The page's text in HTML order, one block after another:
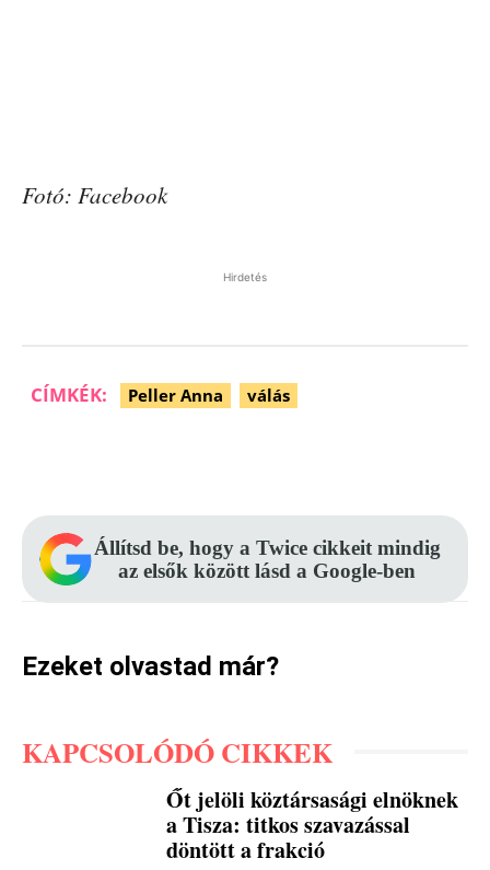
Fotó: Facebook
Hirdetés
CÍMKÉK: Peller Anna válás
Állítsd be, hogy a Twice cikkeit mindig
az elsők között lásd a Google-ben
Ezeket olvastad már?
KAPCSOLÓDÓ CIKKEK
Őt jelöli köztársasági elnöknek
a Tisza: titkos szavazással
döntött a frakció